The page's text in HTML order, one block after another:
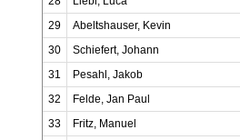
29
Abeltshauser, Kevin
30
Schiefert, Johann
31
Pesahl, Jakob
32
Felde, Jan Paul
33
Fritz, Manuel